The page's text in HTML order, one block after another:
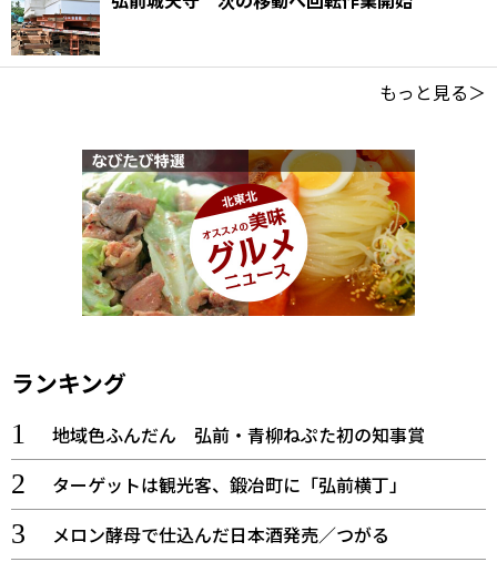
もっと見る＞
ランキング
地域色ふんだん 弘前・青柳ねぷた初の知事賞
ターゲットは観光客、鍛冶町に「弘前横丁」
メロン酵母で仕込んだ日本酒発売／つがる